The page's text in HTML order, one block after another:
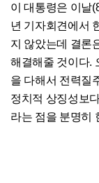
이 대통령은 이날
년 기자회견에서
지 않았는데 결론
해결해줄 것이다.
을 다해서 전력질
정치적 상징성보
라는 점을 분명히